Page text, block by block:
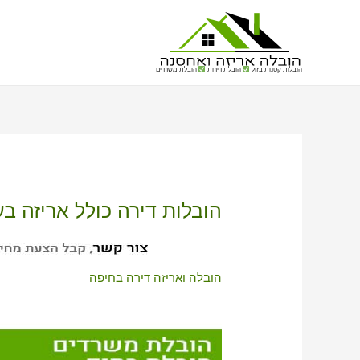
הובלות קטנות בזול הובלת דירות הובלת משרדים
הובלות דירה כולל אריזה
הובלה ואריזה דירה בחיפה